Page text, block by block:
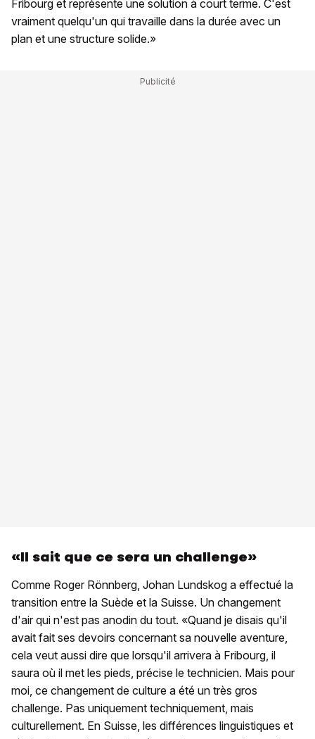
Fribourg et représente une solution à court terme. C'est
vraiment quelqu'un qui travaille dans la durée avec un
plan et une structure solide.»
«Il sait que ce sera un challenge»
Comme Roger Rönnberg, Johan Lundskog a effectué la
transition entre la Suède et la Suisse. Un changement
d'air qui n'est pas anodin du tout. «Quand je disais qu'il
avait fait ses devoirs concernant sa nouvelle aventure,
cela veut aussi dire que lorsqu'il arrivera à Fribourg, il
saura où il met les pieds, précise le technicien. Mais pour
moi, ce changement de culture a été un très gros
challenge. Pas uniquement techniquement, mais
culturellement. En Suisse, les différences linguistiques et